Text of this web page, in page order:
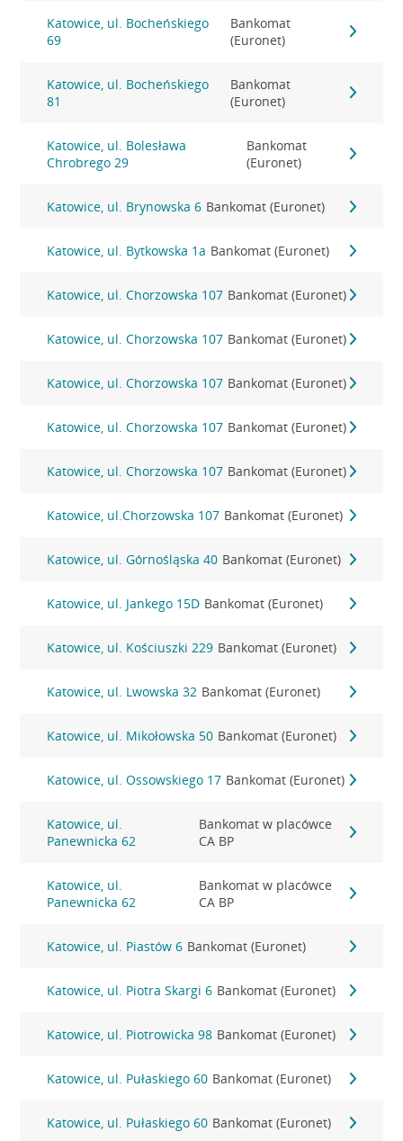
Katowice, ul. Bocheńskiego
69
Bankomat
(Euronet)
Katowice, ul. Bocheńskiego
81
Bankomat
(Euronet)
Katowice, ul. Bolesława
Chrobrego 29
Bankomat
(Euronet)
Katowice, ul. Brynowska 6 Bankomat (Euronet)
Katowice, ul. Bytkowska 1a Bankomat (Euronet)
Katowice, ul. Chorzowska 107 Bankomat (Euronet)
Katowice, ul. Chorzowska 107 Bankomat (Euronet)
Katowice, ul. Chorzowska 107 Bankomat (Euronet)
Katowice, ul. Chorzowska 107 Bankomat (Euronet)
Katowice, ul. Chorzowska 107 Bankomat (Euronet)
Katowice, ul.Chorzowska 107 Bankomat (Euronet)
Katowice, ul. Górnośląska 40 Bankomat (Euronet)
Katowice, ul. Jankego 15D Bankomat (Euronet)
Katowice, ul. Kościuszki 229 Bankomat (Euronet)
Katowice, ul. Lwowska 32 Bankomat (Euronet)
Katowice, ul. Mikołowska 50 Bankomat (Euronet)
Katowice, ul. Ossowskiego 17 Bankomat (Euronet)
Katowice, ul.
Panewnicka 62
Bankomat w placówce
CA BP
Katowice, ul.
Panewnicka 62
Bankomat w placówce
CA BP
Katowice, ul. Piastów 6 Bankomat (Euronet)
Katowice, ul. Piotra Skargi 6 Bankomat (Euronet)
Katowice, ul. Piotrowicka 98 Bankomat (Euronet)
Katowice, ul. Pułaskiego 60 Bankomat (Euronet)
Katowice, ul. Pułaskiego 60 Bankomat (Euronet)